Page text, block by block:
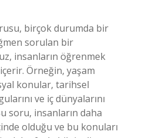
birçok durumda bir
sorulan bir
insanların öğrenmek
Örneğin, yaşam
konular, tarihsel
ve iç dünyalarını
soru, insanların daha
olduğu ve bu konuları